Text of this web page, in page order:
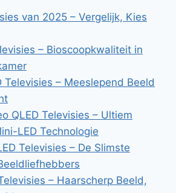
van 2025 – Vergelijk, Kies
– Bioscoopkwaliteit in
Televisies – Meeslepend Beeld
QLED Televisies – Ultiem
LED Technologie
Televisies – De Slimste
– Haarscherp Beeld,